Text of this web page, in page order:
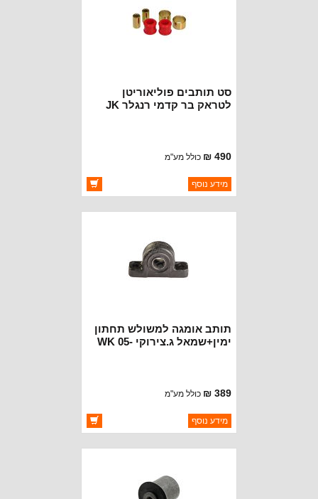
סט תותבים פוליאוריטן
לטראק בר קדמי רנגלר JK
490 ₪ כולל מע"מ
ברקוד: 1-1209
יצרן:RUGGED RIDGE
מידע נוסף
תותב אומגה למשולש תחתון
ימין+שמאל ג.צירוקי WK 05-
389 ₪ כולל מע"מ
ברקוד: BC96120
יצרן:OAKMAN OFFROAD
מידע נוסף